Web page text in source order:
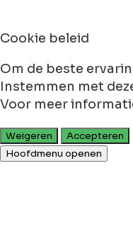
Cookie beleid
Om de beste
Instemmen met
Voor meer
Weigeren
Accepteren
Hoofdmenu openen